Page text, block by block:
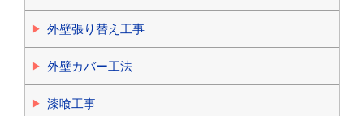
外壁張り替え工事
外壁カバー工法
漆喰工事